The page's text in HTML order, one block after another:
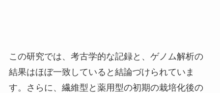
この研究では、考古学的な記録と、ゲノム解析の
結果はほぼ一致していると結論づけられていま
す。さらに、繊維型と薬用型の初期の栽培化後の